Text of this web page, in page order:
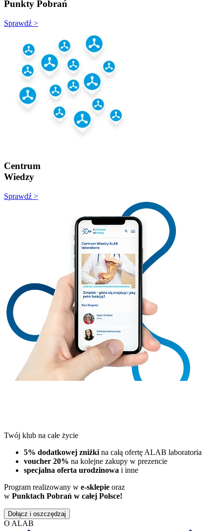
Punkty Pobrań
Sprawdź >
Centrum
Wiedzy
Sprawdź >
Twój klub na całe życie
5% dodatkowej zniżki na całą ofertę ALAB laboratoria
voucher 20% na kolejne zakupy w prezencie
specjalna oferta urodzinowa i inne
Program realizowany w e-sklepie oraz
w Punktach Pobrań w całej Polsce!
Dołącz i oszczędzaj
O ALAB